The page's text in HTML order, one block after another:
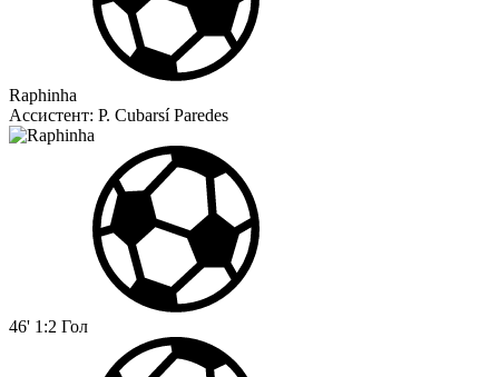
Raphinha
Ассистент: P. Cubarsí Paredes
46' 1:2 Гол